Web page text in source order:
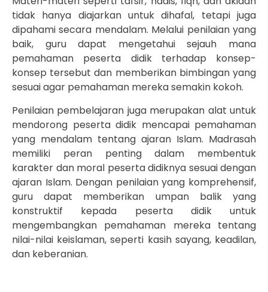
tidak hanya diajarkan untuk dihafal, tetapi juga
dipahami secara mendalam. Melalui penilaian yang
baik, guru dapat mengetahui sejauh mana
pemahaman peserta didik terhadap konsep-
konsep tersebut dan memberikan bimbingan yang
sesuai agar pemahaman mereka semakin kokoh.
Penilaian pembelajaran juga merupakan alat untuk
mendorong peserta didik mencapai pemahaman
yang mendalam tentang ajaran Islam. Madrasah
memiliki peran penting dalam membentuk
karakter dan moral peserta didiknya sesuai dengan
ajaran Islam. Dengan penilaian yang komprehensif,
guru dapat memberikan umpan balik yang
konstruktif kepada peserta didik untuk
mengembangkan pemahaman mereka tentang
nilai-nilai keislaman, seperti kasih sayang, keadilan,
dan keberanian.